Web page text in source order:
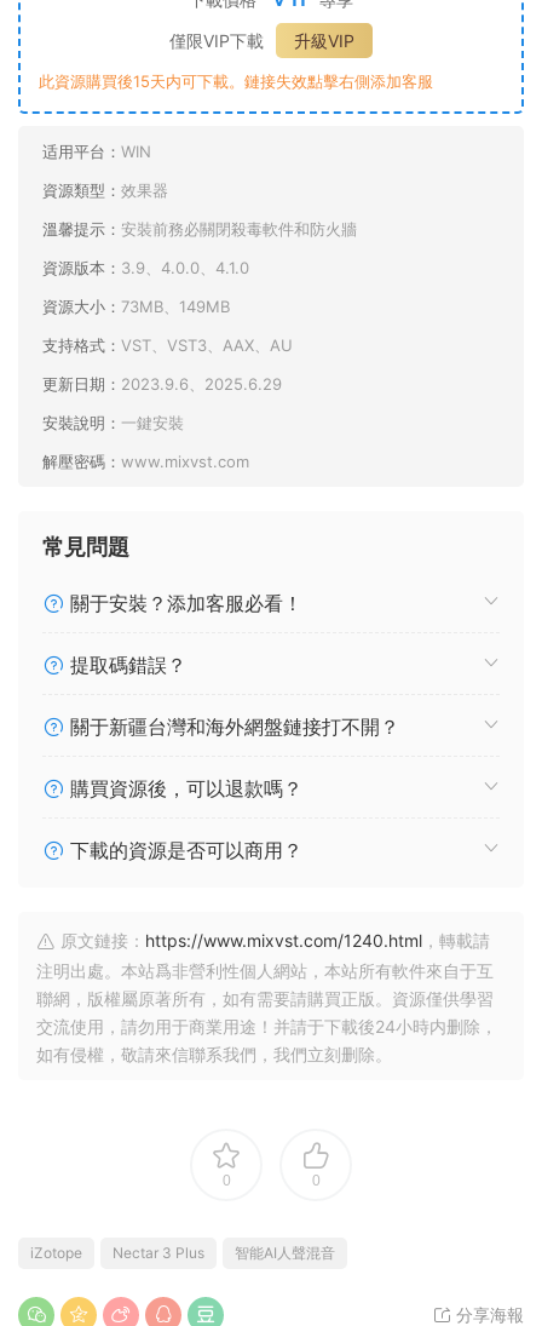
僅限VIP下載
升級VIP
此資源購買後15天内可下載。鏈接失效點擊右側添加客服
适用平台： WIN
資源類型： 效果器
溫馨提示： 安裝前務必關閉殺毒軟件和防火牆
資源版本： 3.9、4.0.0、4.1.0
資源大小： 73MB、149MB
支持格式： VST、VST3、AAX、AU
更新日期： 2023.9.6、2025.6.29
安裝說明： 一鍵安裝
解壓密碼： www.mixvst.com
常見問題
關于安裝？添加客服必看！
提取碼錯誤？
關于新疆台灣和海外網盤鏈接打不開？
購買資源後，可以退款嗎？
下載的資源是否可以商用？
原文鏈接： https://www.mixvst.com/1240.html ，轉載請
注明出處。本站爲非營利性個人網站，本站所有軟件來自于互
聯網，版權屬原著所有，如有需要請購買正版。資源僅供學習
交流使用，請勿用于商業用途！并請于下載後24小時内删除，
如有侵權，敬請來信聯系我們，我們立刻删除。
0 0
iZotope Nectar 3 Plus 智能AI人聲混音
分享海報